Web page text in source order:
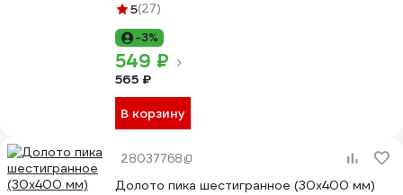
5(27)
-3%
549 ₽
565 ₽
В корзину
28037768
Долото пика шестигранное (30x400 мм)